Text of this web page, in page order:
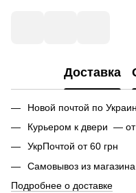
Доставка
Новой почтой по
Курьером к двери — от
УкрПочтой от 60 грн
Самовывоз из
Подробнее о доставке